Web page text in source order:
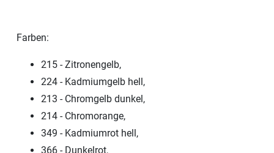
Farben:
215 - Zitronengelb,
224 - Kadmiumgelb hell,
213 - Chromgelb dunkel,
214 - Chromorange,
349 - Kadmiumrot hell,
366 - Dunkelrot,